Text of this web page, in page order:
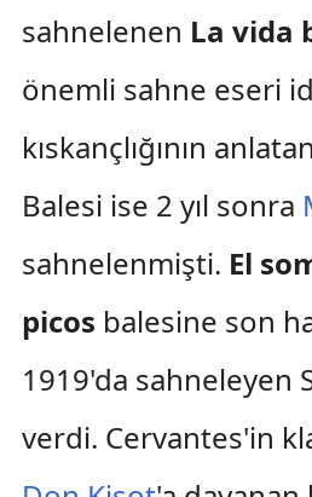
sahnelenen La vida
önemli sahne eseri
kıskançlığının anlatan
Balesi ise 2 yıl sonra
sahnelenmişti. El
picos balesine son
1919'da sahneleyen
verdi. Cervantes'in